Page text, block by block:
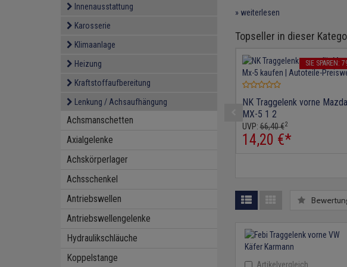
Innenausstattung
Karosserie
Klimaanlage
Heizung
Kraftstoffaufbereitung
Lenkung / Achsaufhängung
Achsmanschetten
Axialgelenke
Achskörperlager
Achsschenkel
Antriebswellen
Antriebswellengelenke
Hydraulikschläuche
Koppelstange
» weiterlesen
Topseller in dieser
NK Traggelenk vorne Mazda
MX-5 1 2
UVP:66,40€2
14,20 €*
SIE SPAREN:
Artikelvergleich